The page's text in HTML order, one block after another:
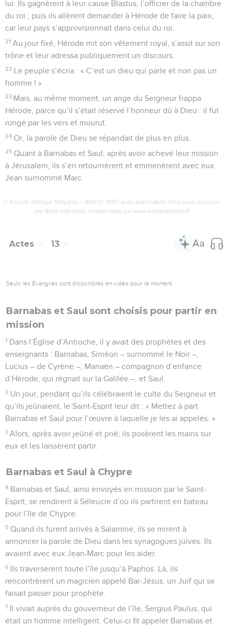
lui. Ils gagnèrent à leur cause Blastus, l’officier de la chambre
du roi ; puis ils allèrent demander à Hérode de faire la paix,
car leur pays s’approvisionnait dans celui du roi.
21 Au jour fixé, Hérode mit son vêtement royal, s’assit sur son
trône et leur adressa publiquement un discours.
22 Le peuple s’écria : « C’est un dieu qui parle et non pas un
homme ! »
23 Mais, au même moment, un ange du Seigneur frappa
Hérode, parce qu’il s’était réservé l’honneur dû à Dieu : il fut
rongé par les vers et mourut.
24 Or, la parole de Dieu se répandait de plus en plus.
25 Quant à Barnabas et Saul, après avoir achevé leur mission
à Jérusalem, ils s’en retournèrent et emmenèrent avec eux
Jean surnommé Marc.
© Société biblique française – Bibli’O, 1997, avec autorisation. Pour vous procurer
une Bible imprimée, rendez-vous sur www.editionsbiblio.fr
Actes 13
Seuls les Évangiles sont disponibles en vidéo pour le moment.
Barnabas et Saul sont choisis pour partir en
mission
1 Dans l’Église d’Antioche, il y avait des prophètes et des
enseignants : Barnabas, Siméon – surnommé le Noir –,
Lucius – de Cyrène –, Manaën – compagnon d’enfance
d’Hérode, qui régnait sur la Galilée –, et Saul.
2 Un jour, pendant qu’ils célébraient le culte du Seigneur et
qu’ils jeûnaient, le Saint-Esprit leur dit : « Mettez à part
Barnabas et Saul pour l’œuvre à laquelle je les ai appelés. »
3 Alors, après avoir jeûné et prié, ils posèrent les mains sur
eux et les laissèrent partir.
Barnabas et Saul à Chypre
4 Barnabas et Saul, ainsi envoyés en mission par le Saint-
Esprit, se rendirent à Séleucie d’où ils partirent en bateau
pour l’île de Chypre.
5 Quand ils furent arrivés à Salamine, ils se mirent à
annoncer la parole de Dieu dans les synagogues juives. Ils
avaient avec eux Jean-Marc pour les aider.
6 Ils traversèrent toute l’île jusqu’à Paphos. Là, ils
rencontrèrent un magicien appelé Bar-Jésus, un Juif qui se
faisait passer pour prophète.
7 Il vivait auprès du gouverneur de l’île, Sergius Paulus, qui
était un homme intelligent. Celui-ci fit appeler Barnabas et